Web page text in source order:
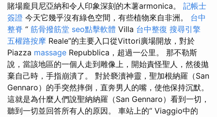
賭場龐貝尼亞納和令人印象深刻的木薯armonica。 記帳士
簽證 今天它幾乎沒有綠色空間，有些植物來自非洲。 台中
整脊 “ 筋骨撥筋堂 seo點擊軟體 Villa 台中整復 搜尋引擎
五權路按摩 Reale”的主要入口從Vittori廣場開放，對於
Piazza massage Repubblica，超過一公里。 那不勒斯
說，當該地區的一個人走到雕像上，開始責怪聖人，然後拋
棄自己時，手指崩潰了。 對於褻瀆神靈，聖加根納羅（San
Gennaro）的手突然摔倒，直奔男人的嘴，使他保持沉默。
這就是為什麼人們說聖納納羅（San Gennaro）看到一切，
聽到一切並回答所有人的原因。 車站上的“ Viaggio中的